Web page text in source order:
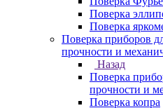
Поверка
Поверка
Поверка приборов
прочности и
Назад
Поверка
прочности и
Поверка копра